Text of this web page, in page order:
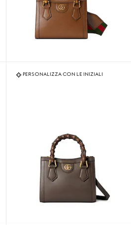
PERSONALIZZA CON LE INIZIALI